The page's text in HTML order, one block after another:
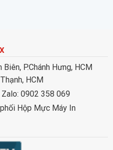
P.Chánh Hưng, HCM
HCM
0902 358 069
Hộp Mực Máy In